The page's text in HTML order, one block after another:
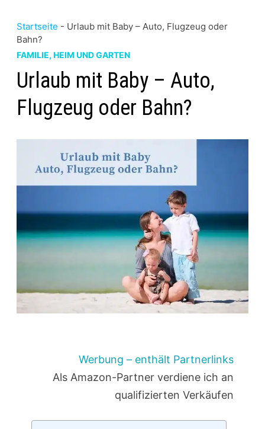
Startseite - Urlaub mit Baby – Auto, Flugzeug oder
Bahn?
FAMILIE, HEIM UND GARTEN
Urlaub mit Baby – Auto,
Flugzeug oder Bahn?
Werbung – enthält Partnerlinks
Als Amazon-Partner verdiene ich an
qualifizierten Verkäufen